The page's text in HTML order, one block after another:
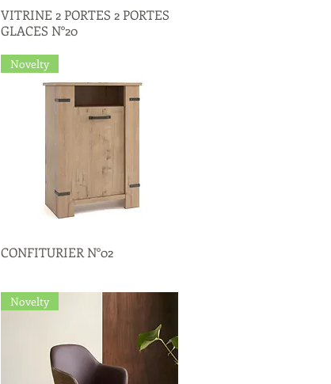
Quick View
VITRINE 2 PORTES 2 PORTES
GLACES N°20
Quick View
Novelty
CONFITURIER N°02
Novelty